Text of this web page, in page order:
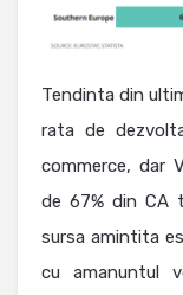
Tendinta din
rata de
commerce, dar
de 67% din CA
sursa amintita
cu amanuntul